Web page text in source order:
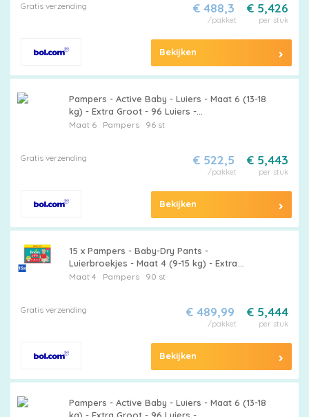
Gratis verzending € 5,426
per stuk
€ 488,3
/pakket
Bekijken
Pampers - Active Baby - Luiers - Maat 6 (13-18
kg) - Extra Groot - 96 Luiers -
Voordeelverpakking - 12 stuks - Pampers
Maat 6 Pampers96 st
Gratis verzending € 5,443
per stuk
€ 522,5
/pakket
Bekijken
15 x Pampers - Baby-Dry Pants -
Luierbroekjes - Maat 4 (9-15 kg) - Extra
Droog - 90 Luiers - Baby Windel - Luier -
Maat 4 Pampers90 st
Gratis verzending € 5,444
per stuk
€ 489,99
/pakket
Bekijken
Pampers - Active Baby - Luiers - Maat 6 (13-18